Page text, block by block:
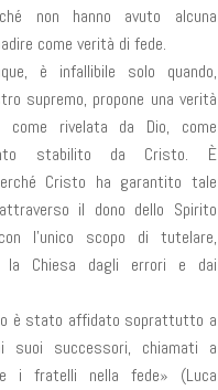
non hanno avuto alcuna
come verità di fede.
è infallibile solo quando,
supremo, propone una verità
come rivelata da Dio, come
stabilito da Cristo. È
Cristo ha garantito tale
il dono dello Spirito
l’unico scopo di tutelare,
la Chiesa dagli errori e dai
è stato affidato soprattutto a
suoi successori, chiamati a
i fratelli nella fede» (Luca